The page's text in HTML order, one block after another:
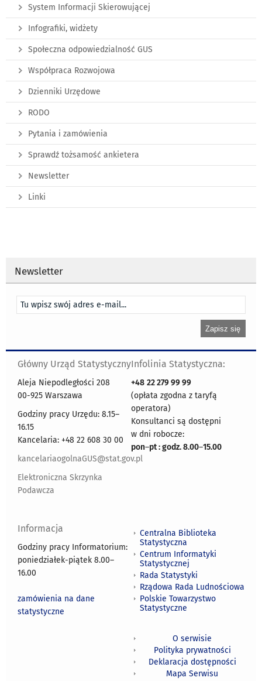
System Informacji Skierowującej
Infografiki, widżety
Społeczna odpowiedzialność GUS
Współpraca Rozwojowa
Dzienniki Urzędowe
RODO
Pytania i zamówienia
Sprawdź tożsamość ankietera
Newsletter
Linki
Newsletter
Główny Urząd Statystyczny
Aleja Niepodległości 208
00-925 Warszawa
Godziny pracy Urzędu: 8.15–
16.15
Kancelaria: +48 22 608 30 00
kancelariaogolnaGUS@stat.gov.pl
Elektroniczna Skrzynka
Podawcza
Infolinia Statystyczna:
+48 22 279 99 99
(opłata zgodna z taryfą
operatora)
Konsultanci są dostępni
w dni robocze:
pon–pt : godz. 8.00–15.00
Informacja
Godziny pracy Informatorium:
poniedziałek-piątek 8.00–
16.00
zamówienia na dane
statystyczne
Centralna Biblioteka
Statystyczna
Centrum Informatyki
Statystycznej
Rada Statystyki
Rządowa Rada Ludnościowa
Polskie Towarzystwo
Statystyczne
O serwisie
Polityka prywatności
Deklaracja dostępności
Mapa Serwisu